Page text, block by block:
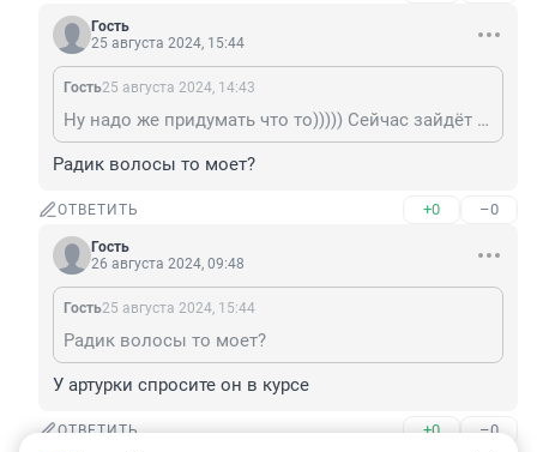
Гость
25 августа 2024, 15:44
Гость25 августа 2024, 14:43
Ну надо же придумать что то))))) Сейчас зайдёт в браузер и отправит нам курс валют
Радик волосы то моет?
ОТВЕТИТЬ +0 –0
Гость
26 августа 2024, 09:48
Гость25 августа 2024, 15:44
Радик волосы то моет?
У артурки спросите он в курсе
ОТВЕТИТЬ +0 –0